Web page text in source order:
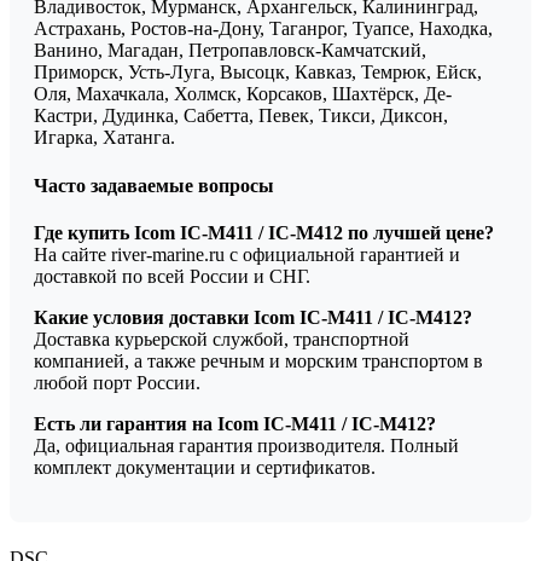
Владивосток, Мурманск, Архангельск, Калининград,
Астрахань, Ростов-на-Дону, Таганрог, Туапсе, Находка,
Ванино, Магадан, Петропавловск-Камчатский,
Приморск, Усть-Луга, Высоцк, Кавказ, Темрюк, Ейск,
Оля, Махачкала, Холмск, Корсаков, Шахтёрск, Де-
Кастри, Дудинка, Сабетта, Певек, Тикси, Диксон,
Игарка, Хатанга.
Часто задаваемые вопросы
Где купить Icom IC-M411 / IC-M412 по лучшей цене?
На сайте river-marine.ru с официальной гарантией и
доставкой по всей России и СНГ.
Какие условия доставки Icom IC-M411 / IC-M412?
Доставка курьерской службой, транспортной
компанией, а также речным и морским транспортом в
любой порт России.
Есть ли гарантия на Icom IC-M411 / IC-M412?
Да, официальная гарантия производителя. Полный
комплект документации и сертификатов.